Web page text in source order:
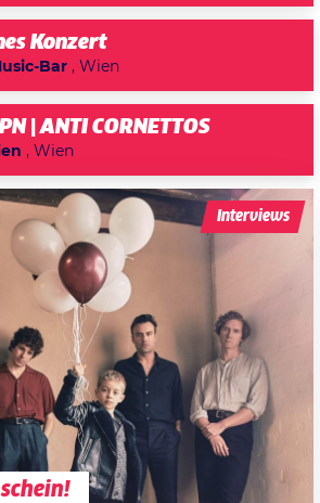
Konzert
Bar , Wien
| ANTI CORNETTOS
, Wien
Interviews